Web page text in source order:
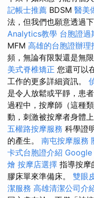
記帳士推薦 BDSM 醫美
法，但我們也願意透過
Analytics教學 台胞證過
MFM 高雄的台胞證辦理
頻，無論有限製還是無
美式脊椎矯正 您還可以
工作的更多詳細資訊。
是令人放鬆或平靜，患
過程中，按摩師（這種
動，刺激被按摩者身體
五權路按摩服務 科學證
的產生。 南屯按摩服務
卡式台胞證介紹
燴 按摩店選擇 指導按摩
膠床單來準備床。 雙眼
潔服務 高雄清潔公司介